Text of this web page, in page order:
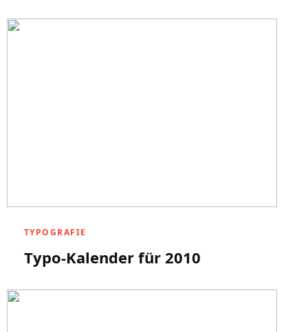
TYPOGRAFIE
Typo-Kalender für 2010